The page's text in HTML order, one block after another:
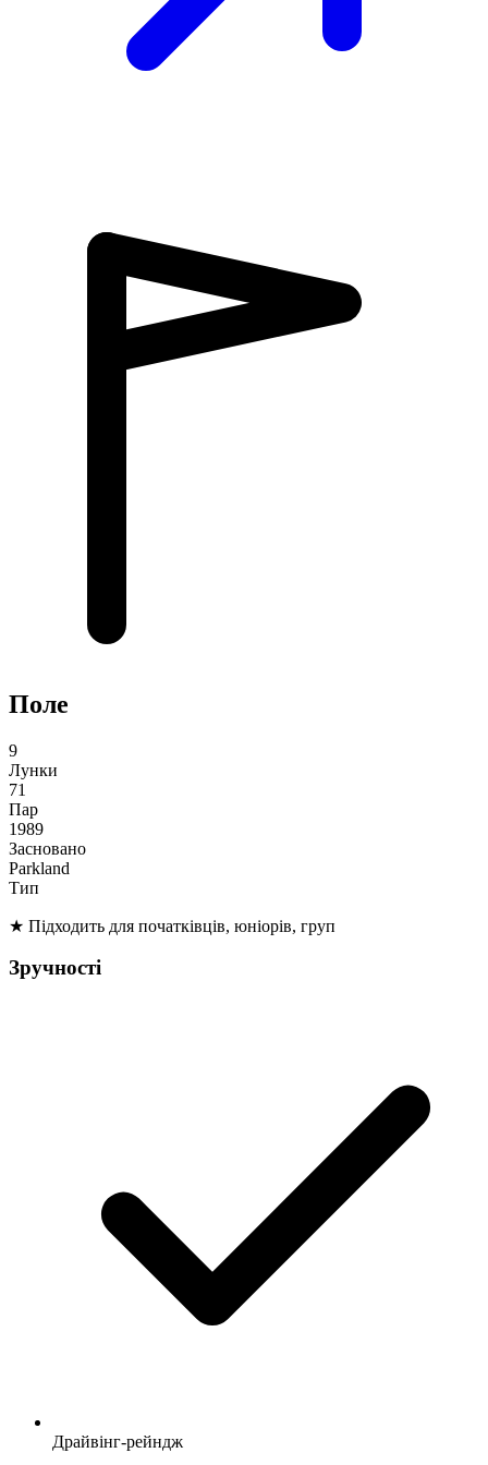
Поле
9
Лунки
71
Пар
1989
Засновано
Parkland
Тип
★ Підходить для початківців, юніорів, груп
Зручності
Драйвінг-рейндж